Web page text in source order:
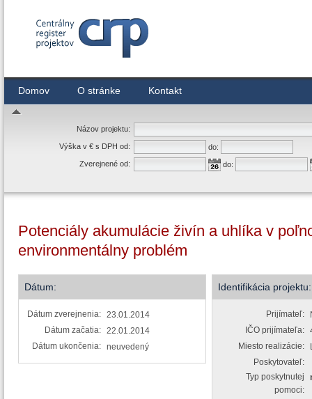
Domov O stránke Kontakt
Názov projektu:
Výška v € s DPH od:
do:
Zverejnené od:
do:
Potenciály akumulácie živín a uhlíka v
environmentálny problém
Dátum:
Dátum zverejnenia: 23.01.2014
Dátum začatia: 22.01.2014
Dátum ukončenia: neuvedený
Identifikácia projektu:
Prijímateľ:
IČO prijímateľa:
Miesto realizácie:
Poskytovateľ:
Typ poskytnutej
pomoci: